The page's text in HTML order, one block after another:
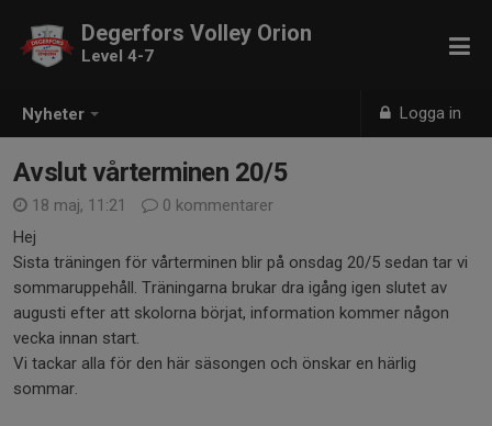
Nyheter Logga in
Degerfors Volley Orion
Level 4-7
Avslut vårterminen 20/5
18 maj, 11:21
0 kommentarer
Hej
Sista träningen för vårterminen blir på onsdag 20/5 sedan tar vi
sommaruppehåll. Träningarna brukar dra igång igen slutet av
augusti efter att skolorna börjat, information kommer någon
vecka innan start.
Vi tackar alla för den här säsongen och önskar en härlig
sommar.